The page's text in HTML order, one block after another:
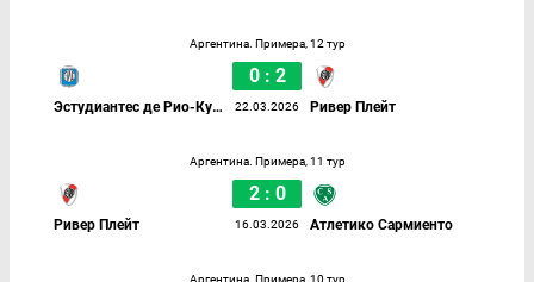
Аргентина. Примера, 12 тур
Эстудиантес де Рио-Куарто
0 : 2
22.03.2026 Ривер Плейт
Аргентина. Примера, 11 тур
Ривер Плейт
2 : 0
16.03.2026 Атлетико Сармиенто
Аргентина. Примера, 10 тур